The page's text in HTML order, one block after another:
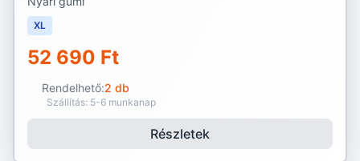
XL
52 690 Ft
Rendelhető:2 db
Szállítás: 5-6 munkanap
Részletek